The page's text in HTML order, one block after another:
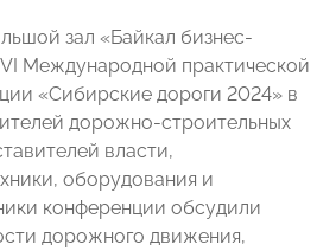
зал «Байкал бизнес-
Международной практической
«Сибирские дороги 2024» в
дорожно-строительных
власти,
оборудования и
конференции обсудили
дорожного движения,